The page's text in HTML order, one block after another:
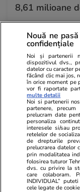
8,61 milioane
Auto
Tutor 3.0,
șoferii pe
știe românii
Nouă ne
confidențiale
Noi și partenerii
dispozitivul dvs.,
datelor cu caracter
făcând clic mai jos,
în orice moment pe
vor fi raportate
multe detalii
Noi si partenerii
partenere,
prelucram date
personaliza
interesele si/sau
retelelor de
de drepturile
prelucrarea datelor
prin modalitatea
folosirea tuturor
dvs. cu privire la
care colaboram.
INDIVIDUAL”
cele legate de